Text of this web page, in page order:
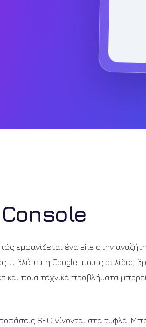
εμφανίζεται ένα site στην
τι βλέπει η Google: ποιες σελίδες
και ποια τεχνικά προβλήματα
SEO γίνονται στα τυφλά.